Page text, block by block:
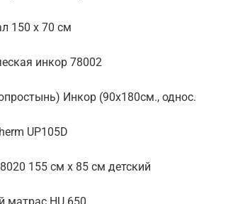
150 х 70 см
инкор 78002
Инкор (90х180см., однос.
UP105D
155 см х 85 см детский